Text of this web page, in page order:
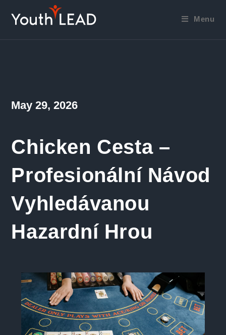
Menu
Post
published:
May 29, 2026
Chicken Cesta –
Profesionální Návod
Vyhledávanou
Hazardní Hrou